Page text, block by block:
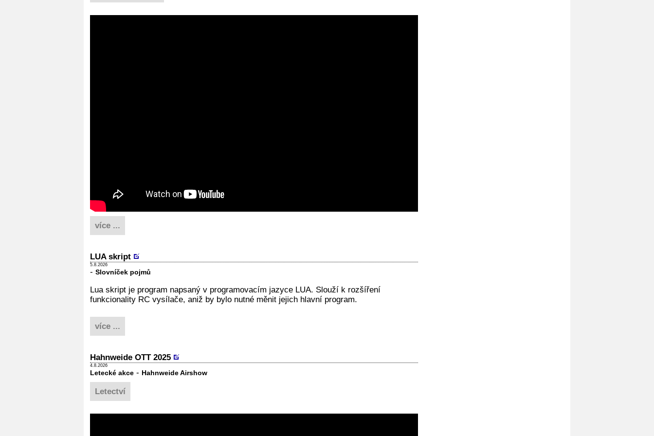
více ...
LUA skript
5.8.2026
- Slovníček pojmů
Lua skript je program napsaný v programovacím jazyce LUA. Slouží k rozšíření
funkcionality RC vysílače, aniž by bylo nutné měnit jejich hlavní program.
více ...
Hahnweide OTT 2025
4.8.2026
Letecké akce - Hahnweide Airshow
Letectví